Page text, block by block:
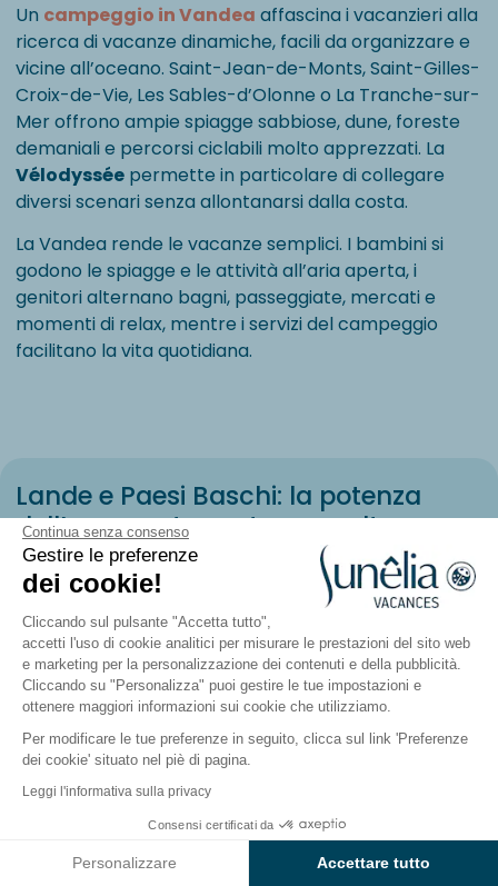
Continua senza consenso
Gestire le preferenze
dei cookie!
Cliccando sul pulsante "Accetta tutto",
accetti l'uso di cookie analitici per misurare le prestazioni del sito web
e marketing per la personalizzazione dei contenuti e della pubblicità.
Cliccando su "Personalizza" puoi gestire le tue impostazioni e
ottenere maggiori informazioni sui cookie che utilizziamo.
Per modificare le tue preferenze in seguito, clicca sul link 'Preferenze
dei cookie' situato nel piè di pagina.
Leggi l'informativa sulla privacy
Consensi certificati da
Personalizzare Accettare tutto
Vedi i risultati sulla mappa
Un campeggio in Vandea affascina i vacanzieri alla
ricerca di vacanze dinamiche, facili da organizzare e
vicine all’oceano. Saint-Jean-de-Monts, Saint-Gilles-
Croix-de-Vie, Les Sables-d’Olonne o La Tranche-sur-
Mer offrono ampie spiagge sabbiose, dune, foreste
demaniali e percorsi ciclabili molto apprezzati. La
Vélodyssée permette in particolare di collegare
diversi scenari senza allontanarsi dalla costa.
La Vandea rende le vacanze semplici. I bambini si
godono le spiagge e le attività all’aria aperta, i
genitori alternano bagni, passeggiate, mercati e
momenti di relax, mentre i servizi del campeggio
facilitano la vita quotidiana.
Lande e Paesi Baschi: la potenza
dell’oceano, tra natura e cultura
Camping Atlantico nelle Landes: tra
natura e relax